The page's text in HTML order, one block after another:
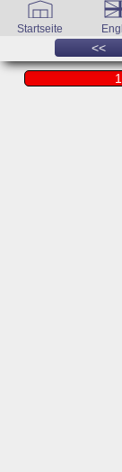
Startseite
<<